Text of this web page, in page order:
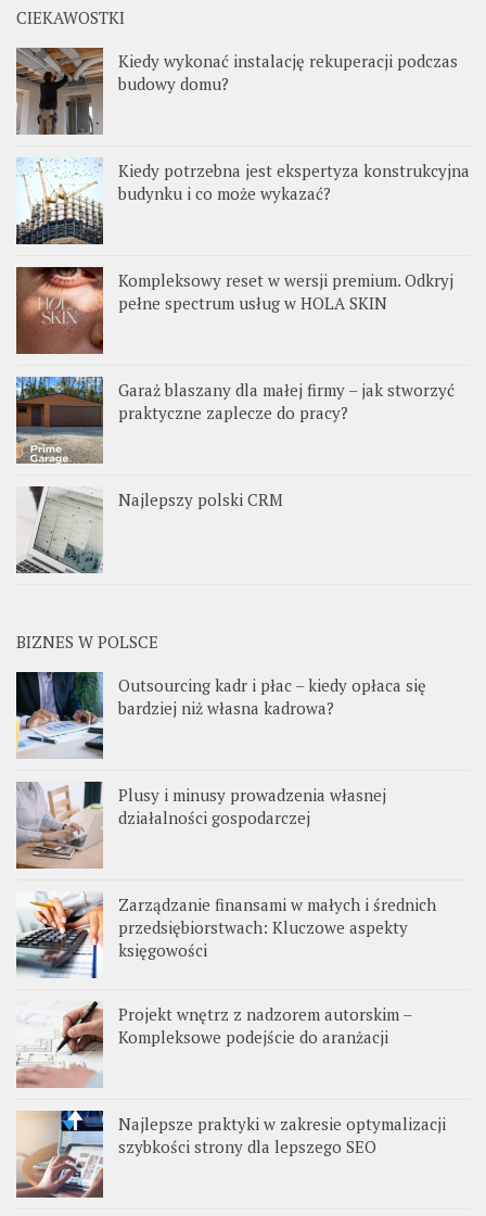
CIEKAWOSTKI
Kiedy wykonać instalację rekuperacji podczas
budowy domu?
Kiedy potrzebna jest ekspertyza konstrukcyjna
budynku i co może wykazać?
Kompleksowy reset w wersji premium. Odkryj
pełne spectrum usług w HOLA SKIN
Garaż blaszany dla małej firmy – jak stworzyć
praktyczne zaplecze do pracy?
Najlepszy polski CRM
BIZNES W POLSCE
Outsourcing kadr i płac – kiedy opłaca się
bardziej niż własna kadrowa?
Plusy i minusy prowadzenia własnej
działalności gospodarczej
Zarządzanie finansami w małych i średnich
przedsiębiorstwach: Kluczowe aspekty
księgowości
Projekt wnętrz z nadzorem autorskim –
Kompleksowe podejście do aranżacji
Najlepsze praktyki w zakresie optymalizacji
szybkości strony dla lepszego SEO